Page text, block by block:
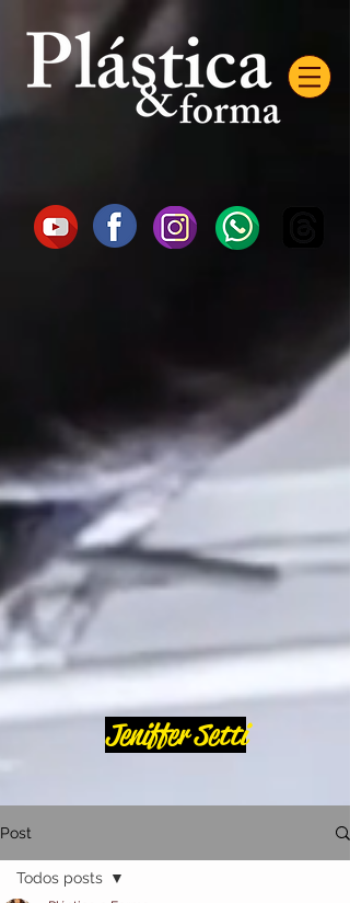
Jeniffer Setti
Post
Todos posts